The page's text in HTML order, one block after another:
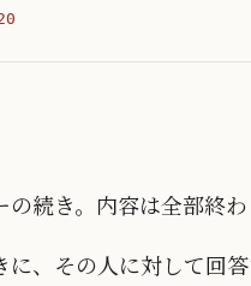
続き。内容は全部終
、その人に対して回